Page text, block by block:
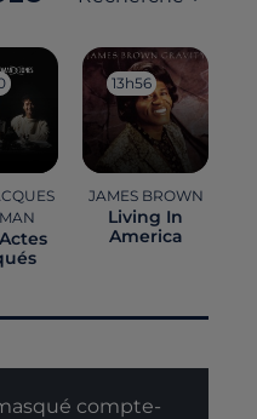
13h56
13h56
JAMES BROWN
Living In
America
compte-